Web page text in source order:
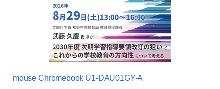
mouse Chromebook U1-DAU01GY-A